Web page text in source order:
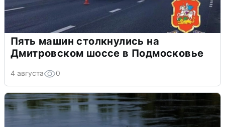
Пять машин столкнулись на
Дмитровском шоссе в Подмосковье
4 августа 0